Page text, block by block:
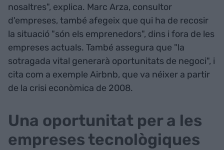
nosaltres", explica. Marc Arza, consultor
d'empreses, també afegeix que qui ha de recosir
la situació "són els emprenedors", dins i fora de les
empreses actuals. També assegura que "la
sotragada vital generarà oportunitats de negoci", i
cita com a exemple Airbnb, que va néixer a partir
de la crisi econòmica de 2008.
Una oportunitat per a les
empreses tecnològiques